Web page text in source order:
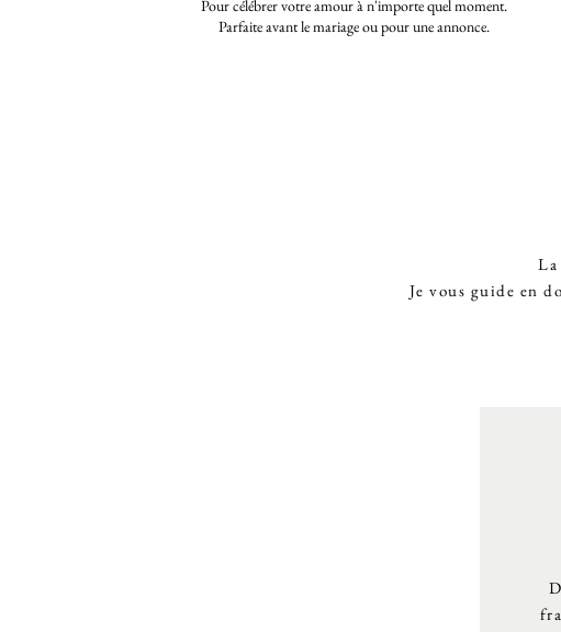
Pour célébrer votre amour à n'importe quel moment.
Parfaite avant le mariage ou pour une annonce.
La
Je vous guide en